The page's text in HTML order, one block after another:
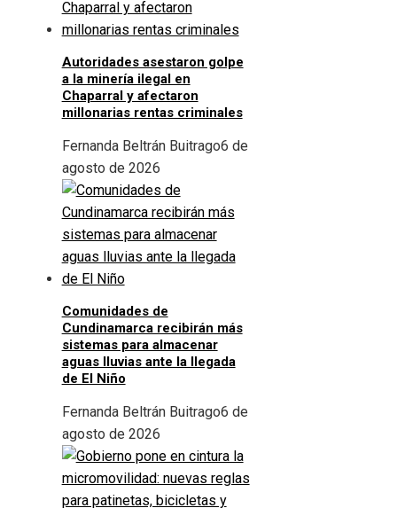
Autoridades asestaron golpe
a la minería ilegal en
Chaparral y afectaron
millonarias rentas criminales
Fernanda Beltrán Buitrago6 de
agosto de 2026
Comunidades de
Cundinamarca recibirán más
sistemas para almacenar
aguas lluvias ante la llegada
de El Niño
Fernanda Beltrán Buitrago6 de
agosto de 2026